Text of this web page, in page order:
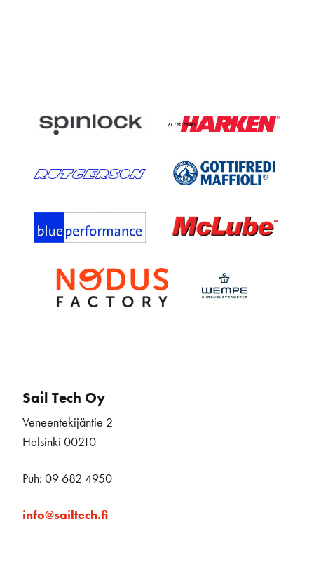
Sail Tech Oy
Veneentekijäntie 2
Helsinki 00210
Puh: 09 682 4950
info@sailtech.fi